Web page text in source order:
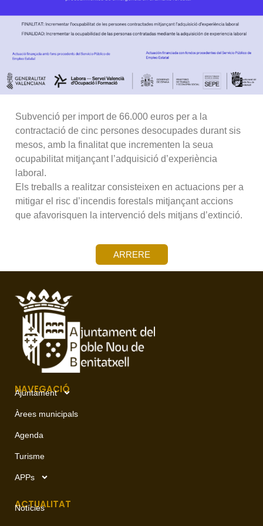
Subvenció per import de 66.000 euros per a la
contractació de cinc persones desocupades durant sis
mesos, amb la finalitat que incrementen la seua
ocupabilitat mitjançant l’adquisició d’experiència
laboral.
Els treballs a realitzar consisteixen en actuacions per a
mitigar el risc d’incendis forestals mitjançant accions
que afavorisquen la intervenció dels mitjans d’extinció.
ARRERE
NAVEGACIÓ
Ajuntament
Àrees municipals
Agenda
Turisme
APPs
ACTUALITAT
Notícies